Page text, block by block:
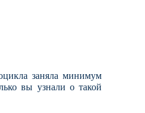
заняла минимум
вы узнали о такой